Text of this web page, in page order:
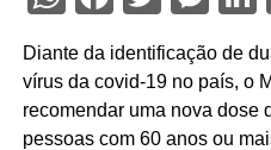
Diante da identificação de
vírus da covid-19 no país, o
recomendar uma nova dose
pessoas com 60 anos ou